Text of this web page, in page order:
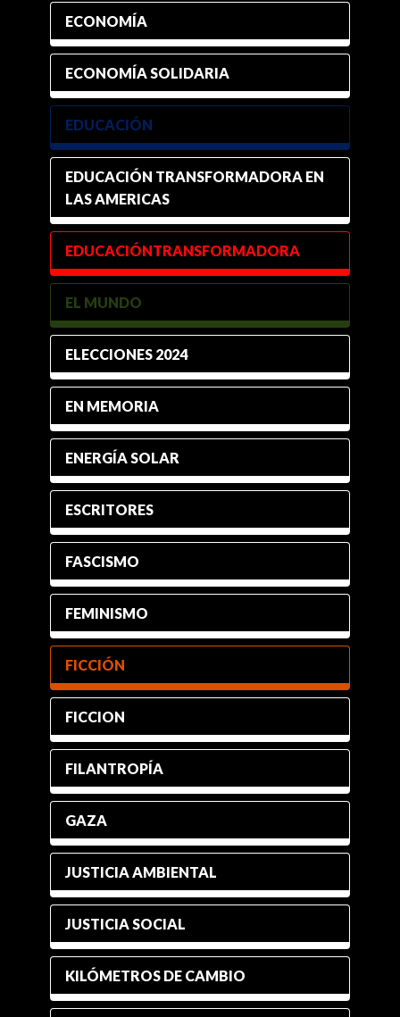
ECONOMÍA
ECONOMÍA SOLIDARIA
EDUCACIÓN
EDUCACIÓN TRANSFORMADORA EN
LAS AMERICAS
EDUCACIÓNTRANSFORMADORA
EL MUNDO
ELECCIONES 2024
EN MEMORIA
ENERGÍA SOLAR
ESCRITORES
FASCISMO
FEMINISMO
FICCIÓN
FICCION
FILANTROPÍA
GAZA
JUSTICIA AMBIENTAL
JUSTICIA SOCIAL
KILÓMETROS DE CAMBIO